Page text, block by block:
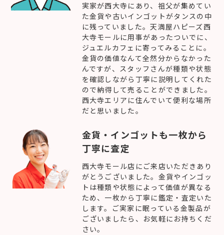
実家が西大寺にあり、祖父が集めてい
た金貨や古いインゴットがタンスの中
に残っていました。天満屋ハピーズ西
大寺モールに用事があったついでに、
ジュエルカフェに寄ってみることに。
金貨の価値なんて全然分からなかった
んですが、スタッフさんが種類や状態
を確認しながら丁寧に説明してくれた
ので納得して売ることができました。
西大寺エリアに住んでいて便利な場所
だと思いました。
金貨・インゴットも一枚から
丁寧に査定
西大寺モール店にご来店いただきあり
がとうございました。金貨やインゴッ
トは種類や状態によって価値が異なる
ため、一枚から丁寧に鑑定・査定いた
します。ご実家に眠っている金製品が
ございましたら、お気軽にお持ちくだ
さい。